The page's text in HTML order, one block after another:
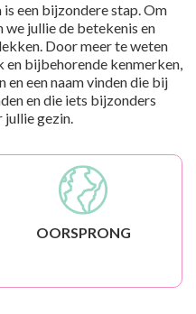
een bijzondere stap. Om
we jullie de betekenis en
Door meer te weten
en bijbehorende kenmerken,
een naam vinden die bij
en die iets bijzonders
gezin.
OORSPRONG